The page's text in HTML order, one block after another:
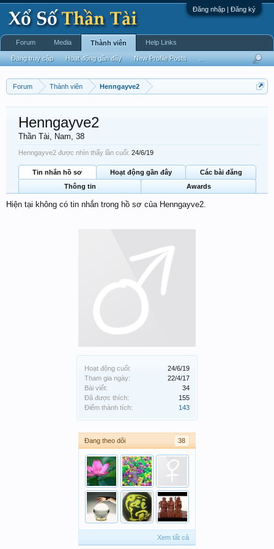
Đăng nhập | Đăng ký
Forum Thành viên Henngayve2
Hoạt động cuối:
24/6/19
Tham gia ngày:
22/4/17
Bài viết:
34
Đã được thích:
155
Điểm thành tích:
143
Đang theo dõi 38
Xem tất cả
Henngayve2
Thần Tài, Nam, 38
Henngayve2 được nhìn thấy lần cuối: 24/6/19
Tin nhắn hồ sơ Hoạt động gần đây
Các bài đăng
Thông tin
Awards
Hiện tại không có tin nhắn trong hồ sơ của Henngayve2.
Forum Media Thành viên
Đang truy cập Hoạt động gần đây New Profile Posts
Help Links